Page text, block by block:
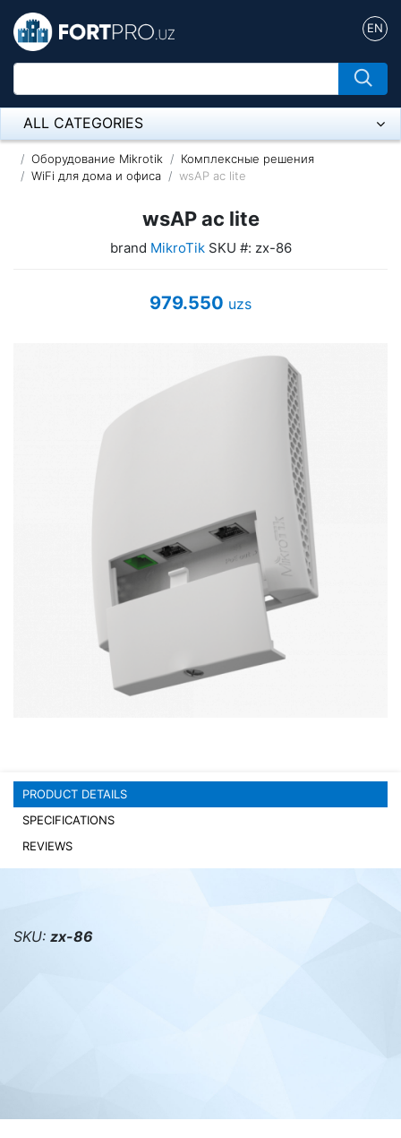
EN
ALL CATEGORIES
Микрофон
Stereo systems
Mouses and keybords
Cooling systems
Server equipment
Video conferencing
PC
Оборудование Mikrotik
Комплексные решения
WiFi для дома и офиса
wsAP ac lite
wsAP ac lite
brand MikroTik SKU #: zx-86
979.550 uzs
PRODUCT DETAILS
SPECIFICATIONS
REVIEWS
SKU: zx-86